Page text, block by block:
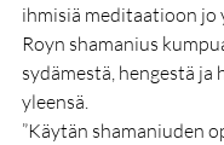
ihmisiä meditaatioon jo
Royn shamanius
sydämestä, hengestä ja
yleensä.
”Käytän shamaniuden